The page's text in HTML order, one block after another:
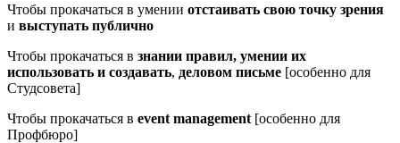
Чтобы прокачаться в умении отстаивать свою точку зрения
и выступать публично
Чтобы прокачаться в знании правил, умении их
использовать и создавать, деловом письме [особенно для
Студсовета]
Чтобы прокачаться в event management [особенно для
Профбюро]